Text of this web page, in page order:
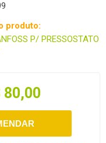
produto:
P/ PRESSOSTATO
80,00